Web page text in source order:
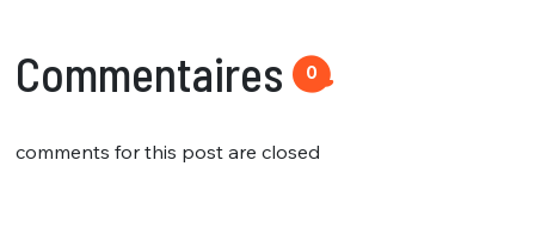
Commentaires 0
comments for this post are closed